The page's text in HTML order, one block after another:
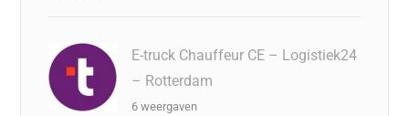
E-truck Chauffeur CE – Logistiek24
– Rotterdam
6 weergaven